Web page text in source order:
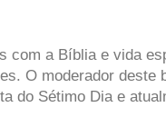
a Bíblia e vida
O moderador
do Sétimo Dia e